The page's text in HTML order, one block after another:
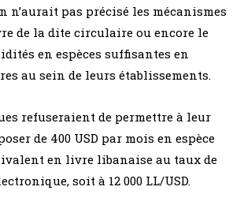
n’aurait pas précisé les mécanismes
de la dite circulaire ou encore le
en espèces suffisantes en
au sein de leurs établissements.
refuseraient de permettre à leur
de 400 USD par mois en espèce
en livre libanaise au taux de
soit à 12 000 LL/USD.